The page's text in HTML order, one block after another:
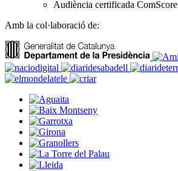
Audiència certificada ComScore
Amb la col·laboració de: